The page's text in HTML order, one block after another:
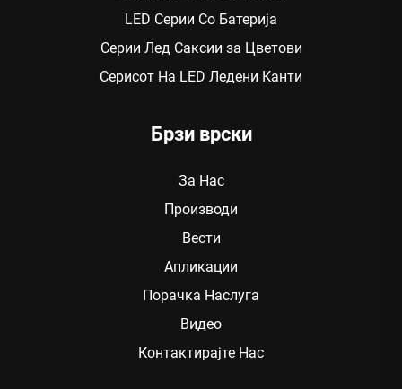
LED Серии Со Батерија
Серии Лед Саксии за Цветови
Серисот На LED Ледени Канти
Брзи врски
За Нас
Производи
Вести
Апликации
Порачка Наслуга
Видео
Контактирајте Нас